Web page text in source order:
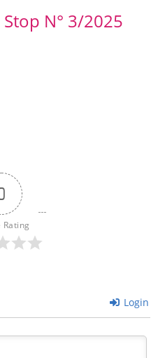
N° 3/2025
Login